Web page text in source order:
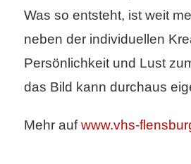
Was so entsteht, ist weit
neben der individuellen
Persönlichkeit und Lust
das Bild kann durchaus
Mehr aufwww.vhs-